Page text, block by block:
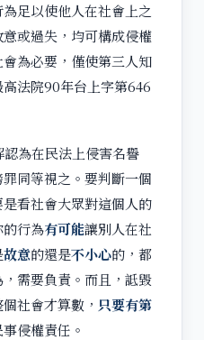
足以使他人在社會上之
或過失，均可構成侵權
為必要，僅使第三人知
法院90年台上字第646
為在民法上侵害名譽
同等視之。要判斷一個
看社會大眾對這個人的
行為有可能讓別人在社
故意的還是不小心的，都
需要負責。而且，詆毀
社會才算數， 只要有第
侵權責任。